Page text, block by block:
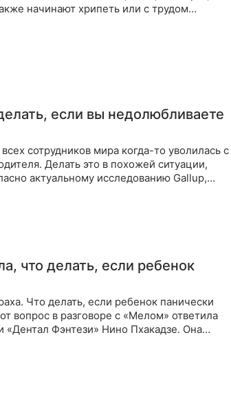
начинают хрипеть или с трудом
если вы недолюбливаете
сотрудников мира когда-то уволилась с
Делать это в похожей ситуации,
актуальному исследованию Gallup,
что делать, если ребенок
Что делать, если ребенок панически
вопрос в разговоре с «Мелом» ответила
«Дентал Фэнтези» Нино Пхакадзе. Она